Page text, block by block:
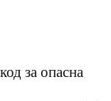
за опасна